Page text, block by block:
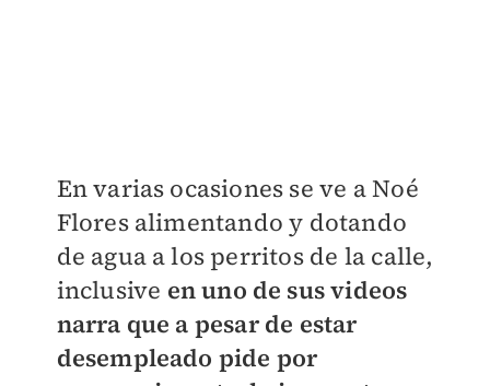
En varias ocasiones se ve a Noé
Flores alimentando y dotando
de agua a los perritos de la calle,
inclusive en uno de sus videos
narra que a pesar de estar
desempleado pide por